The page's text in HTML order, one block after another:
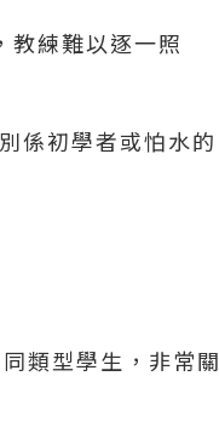
教練難以逐一照
係初學者或怕水的
類型學生，非常關